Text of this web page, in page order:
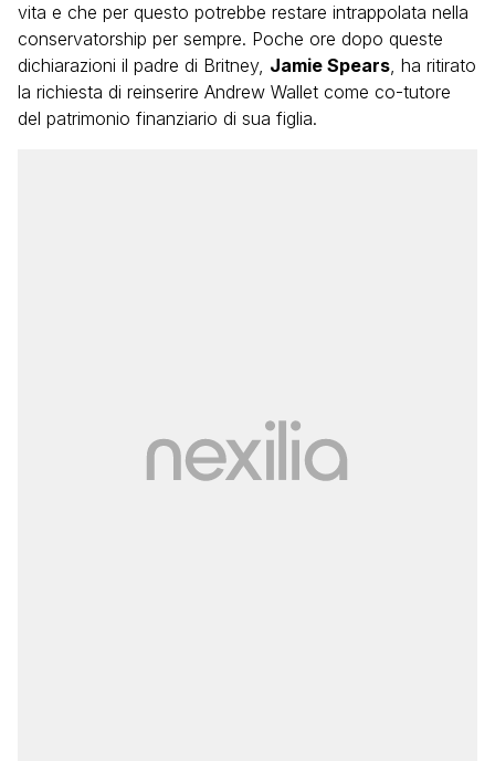
vita e che per questo potrebbe restare intrappolata nella
conservatorship per sempre. Poche ore dopo queste
dichiarazioni il padre di Britney, Jamie Spears, ha ritirato
la richiesta di reinserire Andrew Wallet come co-tutore
del patrimonio finanziario di sua figlia.